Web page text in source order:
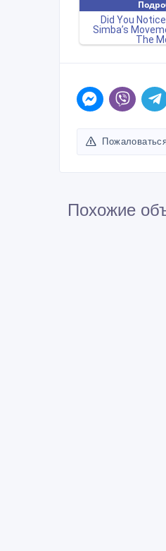
Похожие